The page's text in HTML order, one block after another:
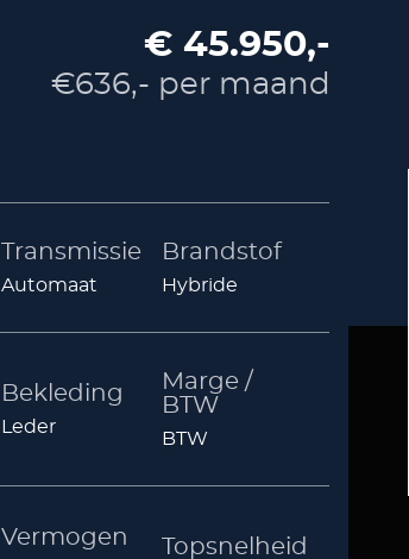
€ 45.950,-
€636,- per maand
Transmissie
Automaat
Brandstof
Hybride
Bekleding
Leder
Marge /
BTW
BTW
Vermogen Topsnelheid